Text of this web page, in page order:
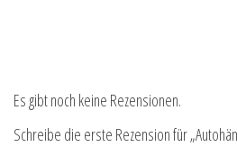
Es gibt noch keine Rezensionen.
Schreibe die erste Rezension für